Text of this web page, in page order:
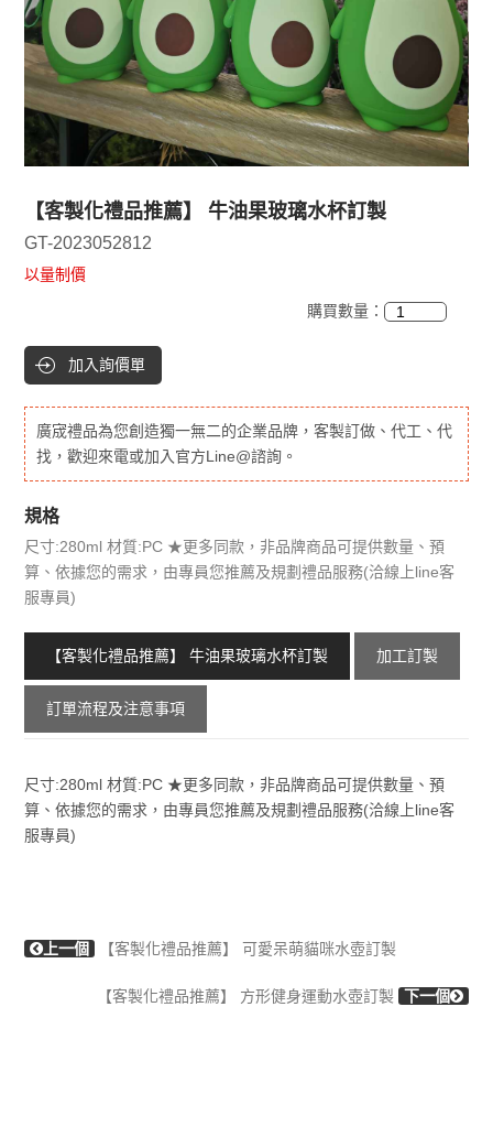
【客製化禮品推薦】 牛油果玻璃水杯訂製
GT-2023052812
以量制價
購買數量：
加入詢價單
廣宬禮品為您創造獨一無二的企業品牌，客製訂做、代工、代
找，歡迎來電或加入官方Line@諮詢。
規格
尺寸:280ml 材質:PC ★更多同款，非品牌商品可提供數量、預
算、依據您的需求，由專員您推薦及規劃禮品服務(洽線上line客
服專員)
【客製化禮品推薦】 牛油果玻璃水杯訂製 加工訂製
訂單流程及注意事項
尺寸:280ml 材質:PC ★更多同款，非品牌商品可提供數量、預
算、依據您的需求，由專員您推薦及規劃禮品服務(洽線上line客
服專員)
上一個 【客製化禮品推薦】 可愛呆萌貓咪水壺訂製
【客製化禮品推薦】 方形健身運動水壺訂製 下一個